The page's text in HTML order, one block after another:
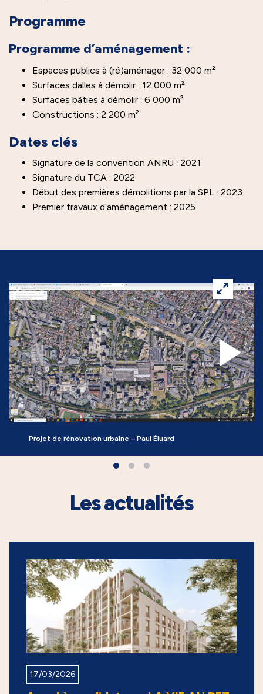
Programme
Programme d’aménagement :
Espaces publics à (ré)aménager : 32 000 m²
Surfaces dalles à démolir : 12 000 m²
Surfaces bâties à démolir : 6 000 m²
Constructions : 2 200 m²
Dates clés
Signature de la convention ANRU : 2021
Signature du TCA : 2022
Début des premières démolitions par la SPL : 2023
Premier travaux d’aménagement : 2025
Projet de rénovation urbaine – Paul Éluard
Les actualités
17/03/2026